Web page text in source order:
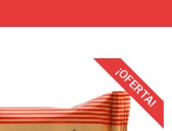
¡OFERTA!